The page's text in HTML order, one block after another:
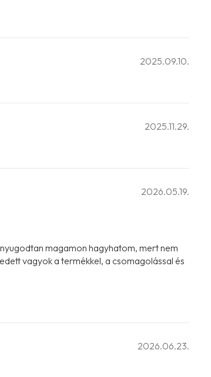
2025.09.10.
2025.11.29.
2026.05.19.
magamon hagyhatom, mert nem
vagyok a termékkel, a csomagolással és
2026.06.23.